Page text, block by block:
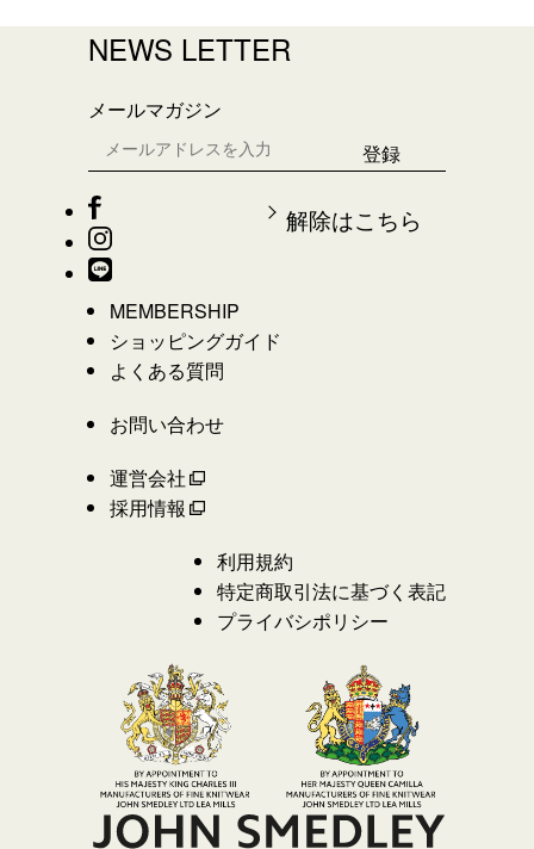
NEWS LETTER
メールマガジン
解除はこちら
MEMBERSHIP
ショッピングガイド
よくある質問
お問い合わせ
運営会社
採用情報
利用規約
特定商取引法に基づく表記
プライバシポリシー